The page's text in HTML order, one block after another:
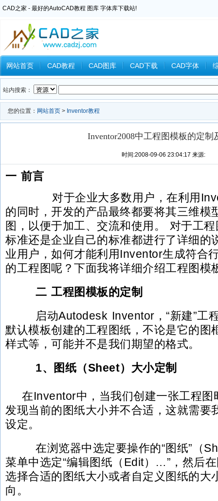
CAD之家 - 最好的AutoCAD教程 图库 字体库下载站!
网站首页 CAD教程 CAD图库 CAD下载 CAD字体
Inventor教程 Ansys教程 CAXA教程 中望CAD Catia教
站内搜索：
您的位置： 网站首页 > Inventor教程
Inventor2008中工程图模板的定制
时间:2008-09-06 23:04:17 来源:
一 前言
对于企业大多数用户，在利用
的同时，开发的产品最终都要将其三维模
图，以便于加工、交流和使用。 对于工
标准还是企业自己的标准都进行了详细的
业用户，如何才能利用Inventor生成符合
的工程图呢？下面我将详细介绍工程图模
二 工程图模板的定制
启动Autodesk Inventor，“新建”工
默认模板创建的工程图纸，不论是它的图
样式等，可能并不是我们期望的格式。
1、图纸（Sheet）大小定制
在Inventor中，当我们创建一张工程图
发现当前的图纸大小并不合适，这就需要
设定。
在浏览器中选定要操作的“图纸”（
菜单中选定“编辑图纸（Edit）…”，然后
选择合适的图纸大小或者自定义图纸的大
向。